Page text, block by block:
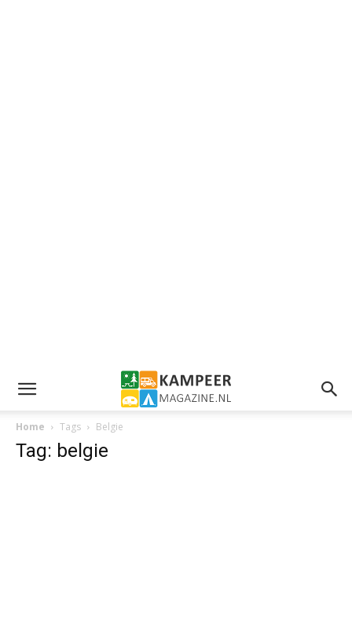
Home Tags Belgie
Tag: belgie